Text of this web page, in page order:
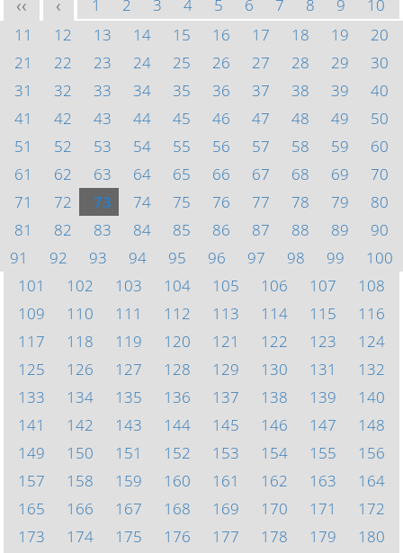
<< < 1 2 3 4 5 6 7 8 9
10
11
12 13 14 15 16 17 18 19
20
21
22 23 24 25 26 27 28 29
30
31
32 33 34 35 36 37 38 39
40
41
42 43 44 45 46 47 48 49
50
51
52 53 54 55 56 57 58 59
60
61
62 63 64 65 66 67 68 69
70
71
72 73 74 75 76 77 78 79
80
81
82 83 84 85 86 87 88 89
90
91
92 93 94 95 96 97 98 99
100
101
102 103 104 105 106 107
108
109
110 111 112 113 114 115
116
117
118 119 120 121 122 123
124
125
126 127 128 129 130 131
132
133
134 135 136 137 138 139
140
141
142 143 144 145 146 147
148
149
150 151 152 153 154 155
156
157
158 159 160 161 162 163
164
165
166 167 168 169 170 171
172
173
174 175 176 177 178 179
180